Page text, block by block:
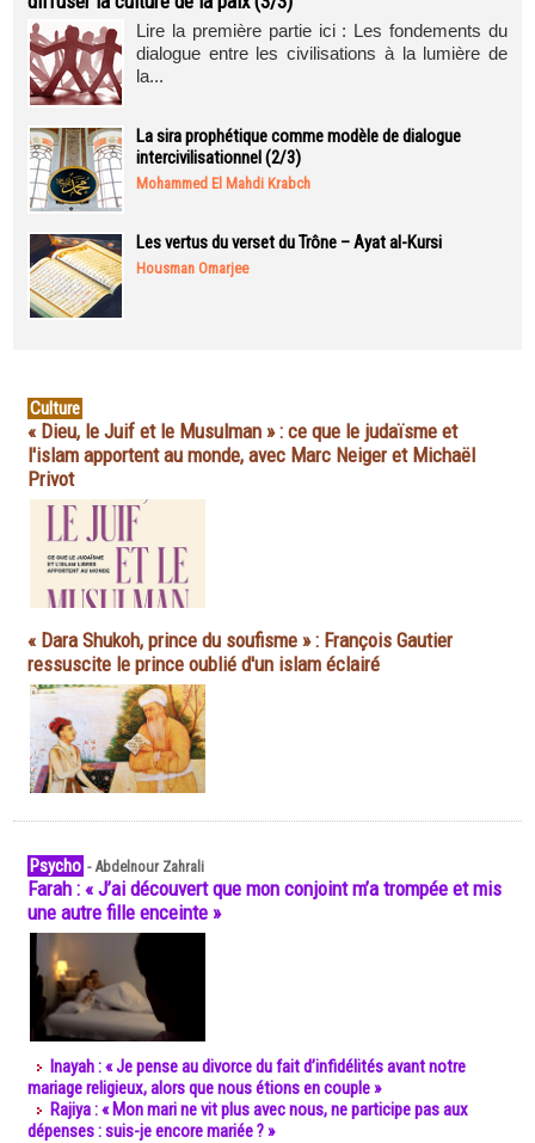
Lire la première partie ici : Les fondements du
dialogue entre les civilisations à la lumière de
la...
La sira prophétique comme modèle de dialogue
intercivilisationnel (2/3)
Mohammed El Mahdi Krabch
Les vertus du verset du Trône – Ayat al-Kursi
Housman Omarjee
Culture
« Dieu, le Juif et le Musulman » : ce que le judaïsme et
l'islam apportent au monde, avec Marc Neiger et Michaël
Privot
« Dara Shukoh, prince du soufisme » : François Gautier
ressuscite le prince oublié d'un islam éclairé
Psycho -Abdelnour Zahrali
Farah : « J’ai découvert que mon conjoint m’a trompée et mis
une autre fille enceinte »
Inayah : « Je pense au divorce du fait d’infidélités avant notre
mariage religieux, alors que nous étions en couple »
Rajiya : « Mon mari ne vit plus avec nous, ne participe pas aux
dépenses : suis-je encore mariée ? »